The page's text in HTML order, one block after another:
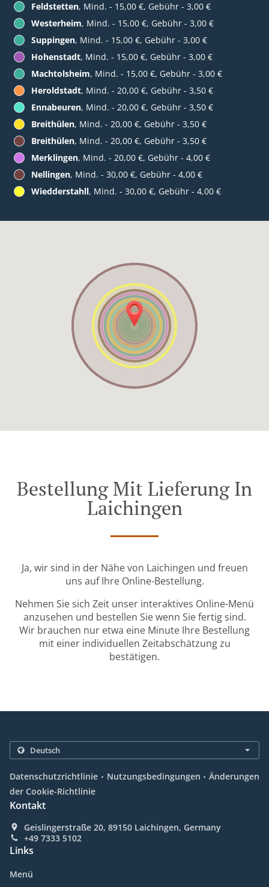
Feldstetten, Mind. - 15,00 €, Gebühr - 3,00 €
Westerheim, Mind. - 15,00 €, Gebühr - 3,00 €
Suppingen, Mind. - 15,00 €, Gebühr - 3,00 €
Hohenstadt, Mind. - 15,00 €, Gebühr - 3,00 €
Machtolsheim, Mind. - 15,00 €, Gebühr - 3,00 €
Heroldstadt, Mind. - 20,00 €, Gebühr - 3,50 €
Ennabeuren, Mind. - 20,00 €, Gebühr - 3,50 €
Breithülen, Mind. - 20,00 €, Gebühr - 3,50 €
Breithülen, Mind. - 20,00 €, Gebühr - 3,50 €
Merklingen, Mind. - 20,00 €, Gebühr - 4,00 €
Nellingen, Mind. - 30,00 €, Gebühr - 4,00 €
Wiedderstahll, Mind. - 30,00 €, Gebühr - 4,00 €
Bestellung Mit Lieferung In
Laichingen
Ja, wir sind in der Nähe von Laichingen und freuen
uns auf Ihre Online-Bestellung.
Nehmen Sie sich Zeit unser interaktives Online-Menü
anzusehen und bestellen Sie wenn Sie fertig sind.
Wir brauchen nur etwa eine Minute Ihre Bestellung
mit einer individuellen Zeitabschätzung zu
bestätigen.
Datenschutzrichtlinie . Nutzungsbedingungen . Änderungen
der Cookie-Richtlinie
Kontakt
Geislingerstraße 20, 89150 Laichingen, Germany
+49 7333 5102
Links
Menü